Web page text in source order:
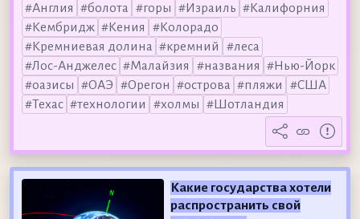
Англия
болота горы Израиль
Калифорния
Кембридж
Кения
Колорадо
Кремниевая долина
кремний
леса
Лос-Анджелес
Малайзия названия
Нью-Йорк
оазисы
ОАЭ Орегон острова пляжи
США
Техас
технологии холмы Шотландия
Какие государства хотели
распространить свой